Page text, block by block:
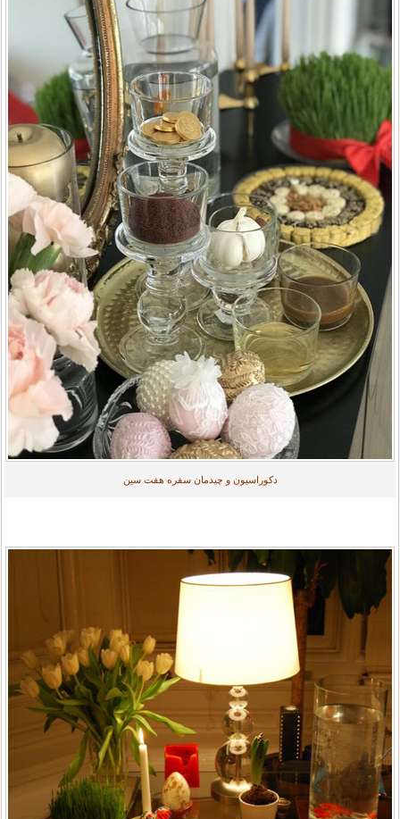
دکوراسیون و چیدمان سفره هفت سین